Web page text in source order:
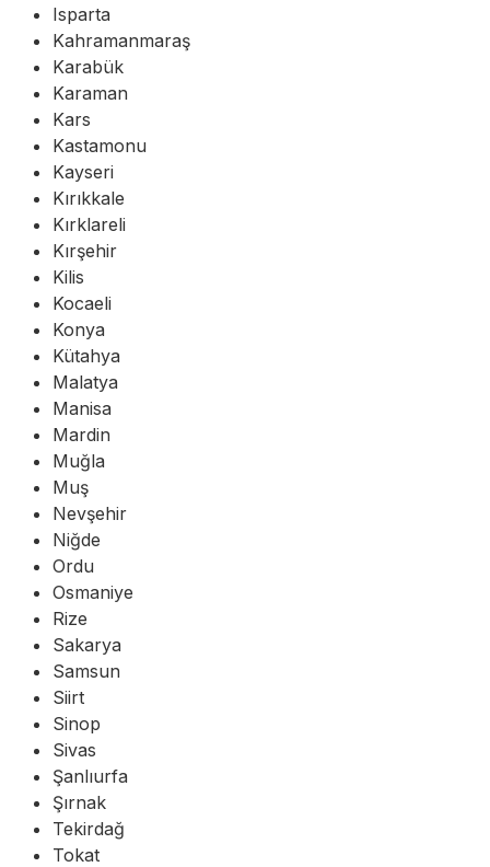
Isparta
Kahramanmaraş
Karabük
Karaman
Kars
Kastamonu
Kayseri
Kırıkkale
Kırklareli
Kırşehir
Kilis
Kocaeli
Konya
Kütahya
Malatya
Manisa
Mardin
Muğla
Muş
Nevşehir
Niğde
Ordu
Osmaniye
Rize
Sakarya
Samsun
Siirt
Sinop
Sivas
Şanlıurfa
Şırnak
Tekirdağ
Tokat